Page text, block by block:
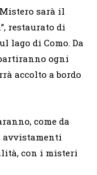
sarà il
restaurato di
lago di Como. Da
ogni
accolto a bordo
come da
avvistamenti
con i misteri